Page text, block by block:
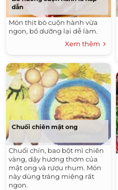
dẫn
Món thịt bò cuộn hành vừa
ngon, bổ dưỡng lại dễ làm.
Xem thêm
Chuối chiên mật ong
Chuối chín, bao bột mì chiên
vàng, dậy hương thơm của
mật ong và rượu rhum. Món
này dùng tráng miệng rất
ngon.